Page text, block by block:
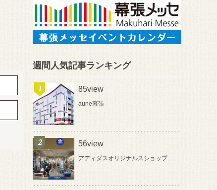
週間人気記事ランキング
85view
aune幕張
56view
アディダスオリジナルスショップ